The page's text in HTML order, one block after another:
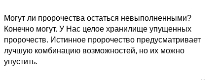
Могут ли пророчества остаться невыполненными?
Конечно могут. У Нас целое хранилище упущенных
пророчеств. Истинное пророчество предусматривает
лучшую комбинацию возможностей, но их можно
упустить.